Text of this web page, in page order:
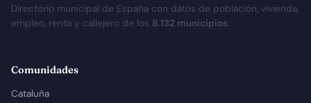
Directorio municipal de España con datos de población, vivienda,
empleo, renta y callejero de los 8.132 municipios.
Comunidades
Cataluña